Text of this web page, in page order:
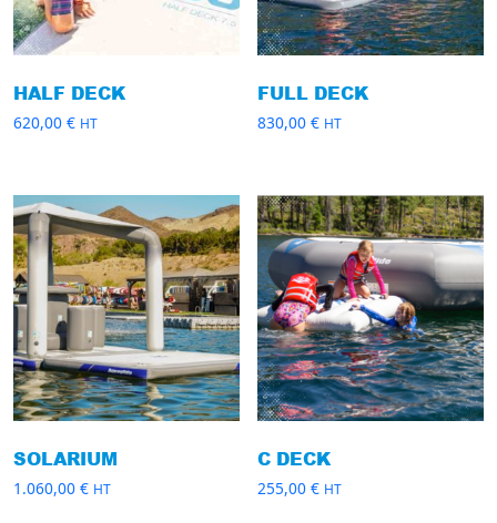
HALF DECK
620,00 € HT
FULL DECK
830,00€ HT
SOLARIUM
1.060,00 € HT
C DECK
255,00€ HT